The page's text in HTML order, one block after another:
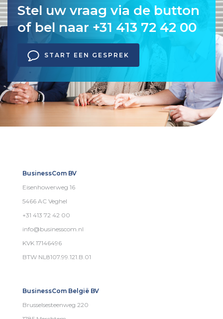
Stel uw vraag via de button
of bel naar +31 413 72 42 00
START EEN GESPREK
BusinessCom BV
Eisenhowerweg 16
5466 AC Veghel
+31 413 72 42 00
info@businesscom.nl
KVK 17146496
BTW NL8107.99.121.B.01
BusinessCom België BV
Brusselsesteenweg 220